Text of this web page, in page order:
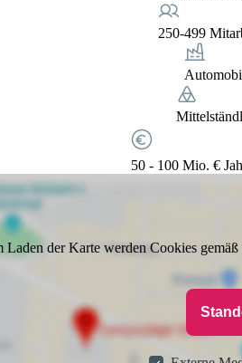
250-499
50 - 100 Mio. €
Laden der Karte werden Cookies gemäß